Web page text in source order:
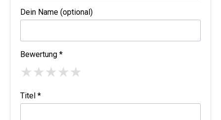
Dein Name (optional)
Bewertung *
★★★★★
Titel *